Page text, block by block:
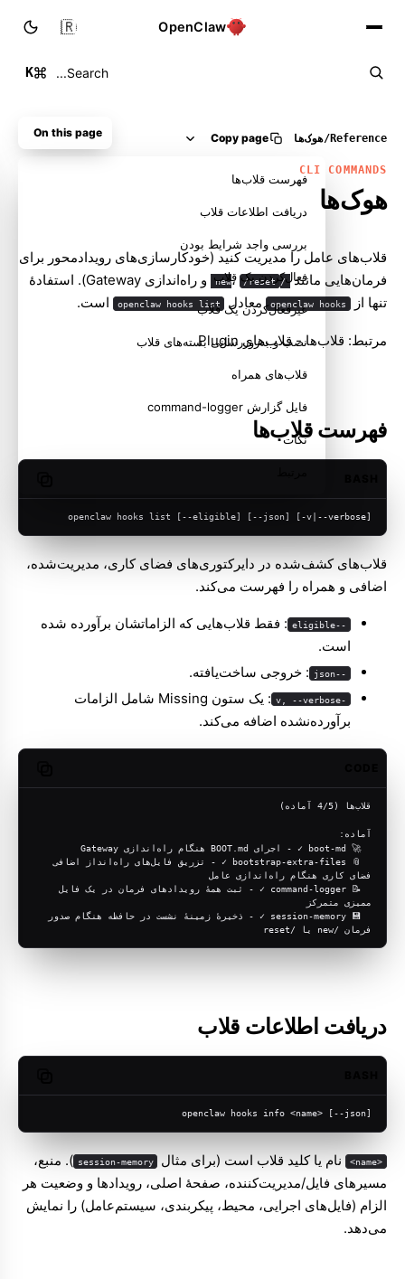
OpenClaw
Search...
K
🇮🇷
Reference
/هوک‌ها Copy page
CLI COMMANDS
هوک‌ها
قلاب‌های عامل را مدیریت کنید (خودکارسازی‌های رویدادمحور برای
فرمان‌هایی مانند /new ، /reset
و راه‌اندازی Gateway). استفادهٔ
تنها از
openclaw hooks معادل openclaw hooks list است.
مرتبط: قلاب‌ها-قلاب‌های Plugin
فهرست قلاب‌ها
openclaw hooks list [--eligible] [--json] [-v|--verbose]
قلاب‌های کشف‌شده در دایرکتوری‌های فضای کاری، مدیریت‌شده،
اضافی و همراه را فهرست می‌کند.
--eligible
: فقط قلاب‌هایی که الزاماتشان برآورده شده
است.
--json : خروجی ساخت‌یافته.
-v, --verbose
: یک ستون Missing شامل الزامات
برآورده‌نشده اضافه می‌کند.
قلاب‌ها (4/5 آماده)
آماده:
  🚀 boot-md ✓ - اجرای BOOT.md هنگام راه‌اندازی Gateway
  📎 bootstrap-extra-files ✓ - تزریق فایل‌های راه‌انداز اضافی
فضای کاری هنگام راه‌اندازی عامل
ممیزی متمرکز
فرمان /new یا /reset
دریافت اطلاعات قلاب
openclaw hooks info <name> [--json]
<name> نام یا کلید قلاب است (برای مثال session-memory ). منبع،
مسیرهای فایل/مدیریت‌کننده، صفحهٔ اصلی، رویدادها و وضعیت هر
الزام (فایل‌های اجرایی، محیط، پیکربندی، سیستم‌عامل) را نمایش
می‌دهد.
On this page
فهرست قلاب‌ها
دریافت اطلاعات قلاب
بررسی واجد شرایط بودن
فعال‌کردن یک قلاب
غیرفعال‌کردن یک قلاب
نصب و به‌روزرسانی بسته‌های قلاب
قلاب‌های همراه
فایل گزارش command-logger
نکات